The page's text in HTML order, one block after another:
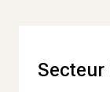
Secteur